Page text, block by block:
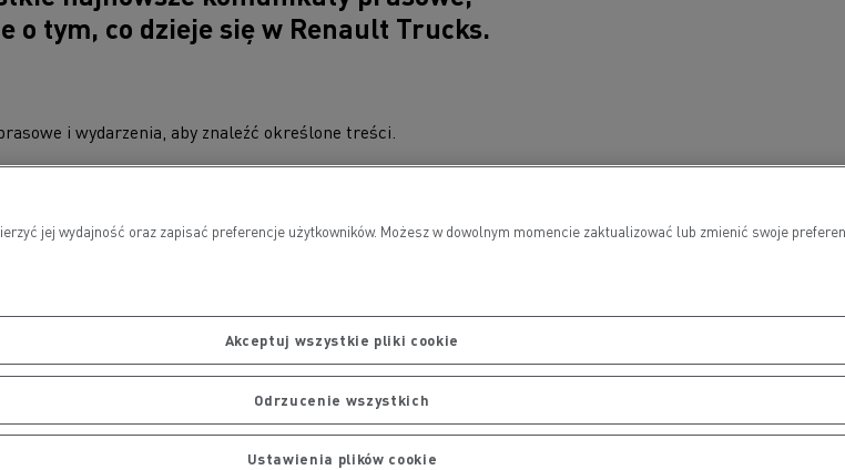
tym, co dzieje się w Renault Trucks.
i wydarzenia, aby znaleźć określone treści.
jej wydajność oraz zapisać preferencje użytkowników. Możesz w dowolnym momencie zaktualizować lub zmienić swoje
Akceptuj wszystkie pliki cookie
Odrzucenie wszystkich
Ustawienia plików cookie